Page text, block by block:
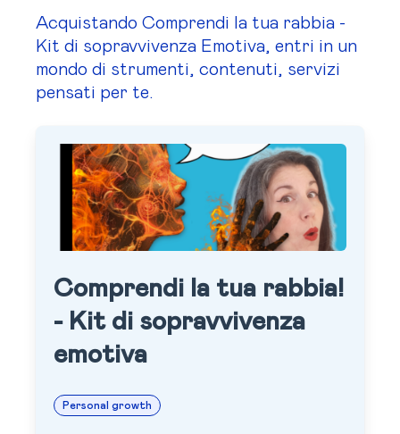
Acquistando Comprendi la tua rabbia -
Kit di sopravvivenza Emotiva, entri in un
mondo di strumenti, contenuti, servizi
pensati per te.
Comprendi la tua rabbia!
- Kit di sopravvivenza
emotiva
Personal growth